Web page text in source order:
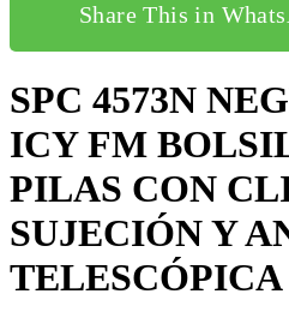
Share This in
SPC 4573N
ICY FM
PILAS CON
SUJECIÓN Y
TELESCÓPICA